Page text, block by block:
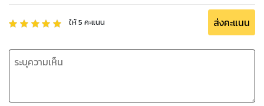
ให้5 คะแนน ส่งคะแนน